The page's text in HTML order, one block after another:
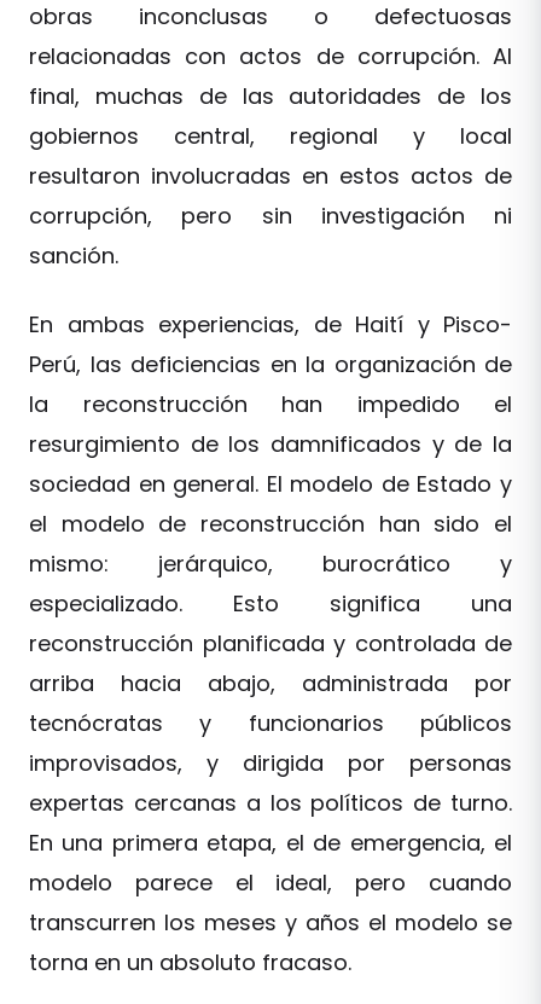
obras inconclusas o defectuosas
relacionadas con actos de corrupción. Al
final, muchas de las autoridades de los
gobiernos central, regional y local
resultaron involucradas en estos actos de
corrupción, pero sin investigación ni
sanción.
En ambas experiencias, de Haití y Pisco-
Perú, las deficiencias en la organización de
la reconstrucción han impedido el
resurgimiento de los damnificados y de la
sociedad en general. El modelo de Estado y
el modelo de reconstrucción han sido el
mismo: jerárquico, burocrático y
especializado. Esto significa una
reconstrucción planificada y controlada de
arriba hacia abajo, administrada por
tecnócratas y funcionarios públicos
improvisados, y dirigida por personas
expertas cercanas a los políticos de turno.
En una primera etapa, el de emergencia, el
modelo parece el ideal, pero cuando
transcurren los meses y años el modelo se
torna en un absoluto fracaso.